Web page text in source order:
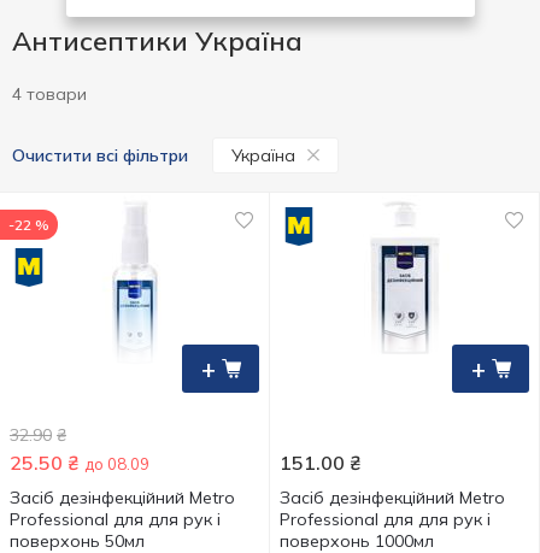
Антисептики Україна
4 товари
Очистити всі фільтри Україна
+
-22 %
32.90 ₴
25.50 ₴ до 08.09
Засіб дезінфекційний Metro
Professional для для рук і
поверхонь 50мл
+
151.00 ₴
Засіб дезінфекційний Metro
Professional для для рук і
поверхонь 1000мл